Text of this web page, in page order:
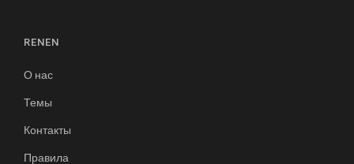
RENEN
О нас
Темы
Контакты
Правила